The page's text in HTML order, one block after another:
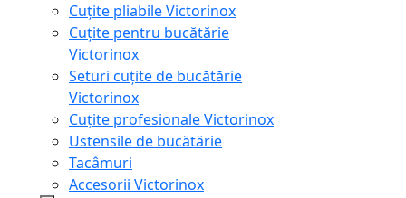
Cuțite pliabile Victorinox
Cuțite pentru bucătărie
Victorinox
Seturi cuțite de bucătărie
Victorinox
Cuțite profesionale Victorinox
Ustensile de bucătărie
Tacâmuri
Accesorii Victorinox